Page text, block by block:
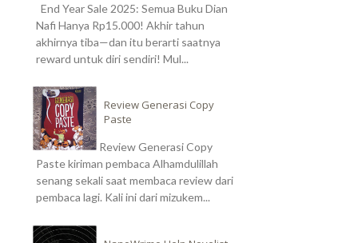
End Year Sale 2025: Semua Buku Dian
Nafi Hanya Rp15.000! Akhir tahun
akhirnya tiba—dan itu berarti saatnya
reward untuk diri sendiri! Mul...
Review Generasi Copy
Paste
Review Generasi Copy
Paste kiriman pembaca Alhamdulillah
senang sekali saat membaca review dari
pembaca lagi. Kali ini dari mizukem...